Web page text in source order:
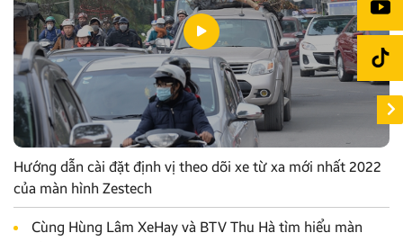
Hướng dẫn cài đặt định vị theo dõi xe từ xa mới nhất 2022
của màn hình Zestech
Cùng Hùng Lâm XeHay và BTV Thu Hà tìm hiểu màn